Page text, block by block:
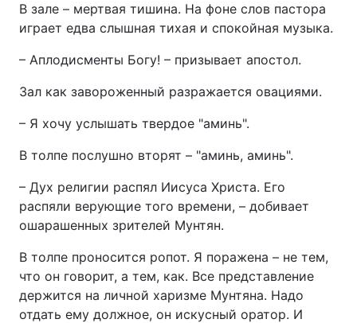
В зале – мертвая тишина. На фоне слов пастора
играет едва слышная тихая и спокойная музыка.
– Аплодисменты Богу! – призывает апостол.
Зал как завороженный разражается овациями.
– Я хочу услышать твердое "аминь".
В толпе послушно вторят – "аминь, аминь".
– Дух религии распял Иисуса Христа. Его
распяли верующие того времени, – добивает
ошарашенных зрителей Мунтян.
В толпе проносится ропот. Я поражена – не тем,
что он говорит, а тем, как. Все представление
держится на личной харизме Мунтяна. Надо
отдать ему должное, он искусный оратор. И